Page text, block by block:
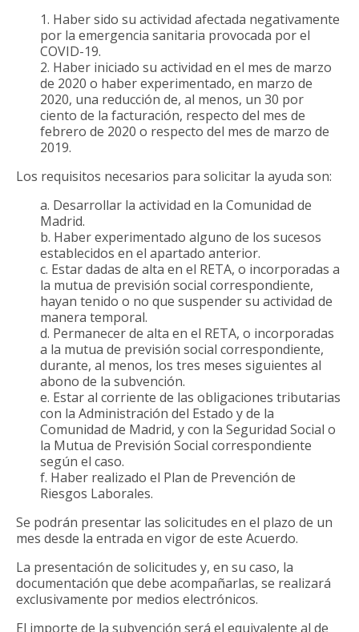
1. Haber sido su actividad afectada negativamente
por la emergencia sanitaria provocada por el
COVID-19.
2. Haber iniciado su actividad en el mes de marzo
de 2020 o haber experimentado, en marzo de
2020, una reducción de, al menos, un 30 por
ciento de la facturación, respecto del mes de
febrero de 2020 o respecto del mes de marzo de
2019.
Los requisitos necesarios para solicitar la ayuda son:
a. Desarrollar la actividad en la Comunidad de
Madrid.
b. Haber experimentado alguno de los sucesos
establecidos en el apartado anterior.
c. Estar dadas de alta en el RETA, o incorporadas a
la mutua de previsión social correspondiente,
hayan tenido o no que suspender su actividad de
manera temporal.
d. Permanecer de alta en el RETA, o incorporadas
a la mutua de previsión social correspondiente,
durante, al menos, los tres meses siguientes al
abono de la subvención.
e. Estar al corriente de las obligaciones tributarias
con la Administración del Estado y de la
Comunidad de Madrid, y con la Seguridad Social o
la Mutua de Previsión Social correspondiente
según el caso.
f. Haber realizado el Plan de Prevención de
Riesgos Laborales.
Se podrán presentar las solicitudes en el plazo de un
mes desde la entrada en vigor de este Acuerdo.
La presentación de solicitudes y, en su caso, la
documentación que debe acompañarlas, se realizará
exclusivamente por medios electrónicos.
El importe de la subvención será el equivalente al de